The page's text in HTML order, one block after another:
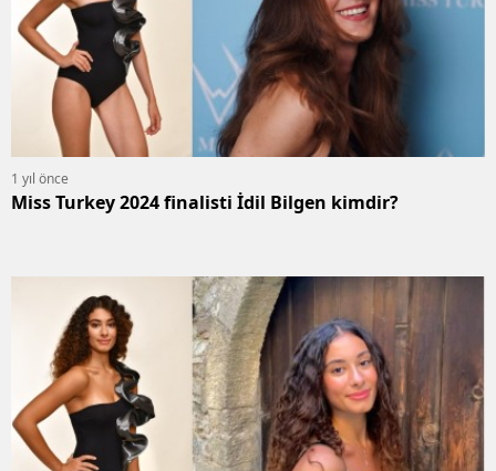
1 yıl önce
Miss Turkey 2024 finalisti İdil Bilgen kimdir?